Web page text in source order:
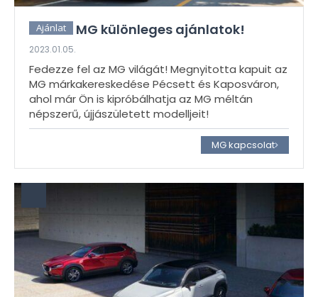
Ajánlat MG különleges ajánlatok!
2023.01.05.
Fedezze fel az MG világát! Megnyitotta kapuit az
MG márkakereskedése Pécsett és Kaposváron,
ahol már Ön is kipróbálhatja az MG méltán
népszerű, újjászületett modelljeit!
MG kapcsolat